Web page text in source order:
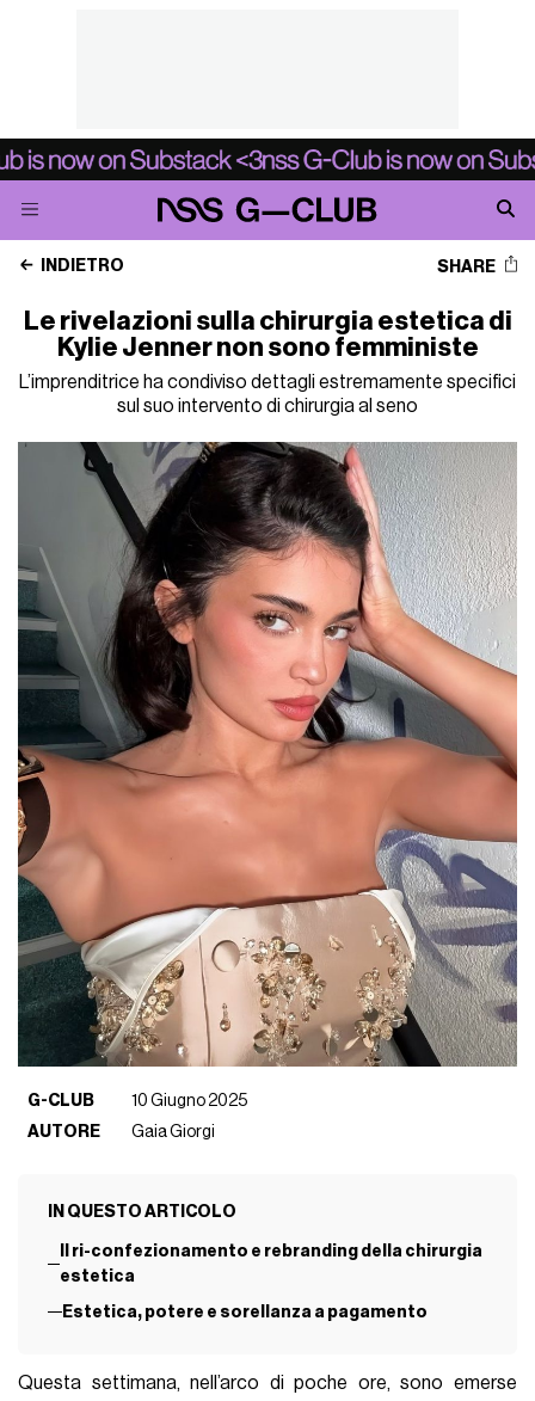
INDIETRO SHARE
Le rivelazioni sulla chirurgia estetica di
Kylie Jenner non sono femministe
L’imprenditrice ha condiviso dettagli estremamente specifici
sul suo intervento di chirurgia al seno
G-CLUB
10 Giugno 2025
AUTORE
Gaia Giorgi
IN QUESTO ARTICOLO
Il ri-confezionamento e rebranding della chirurgia
estetica
Estetica, potere e sorellanza a pagamento
Questa settimana, nell’arco di poche ore, sono emerse